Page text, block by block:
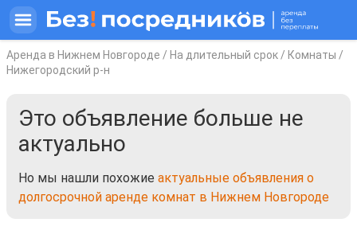
Аренда в Нижнем Новгороде / На длительный срок / Комнаты /
Нижегородский р-н
Это объявление больше не
актуально
Но мы нашли похожие актуальные объявления о
долгосрочной аренде комнат в Нижнем Новгороде